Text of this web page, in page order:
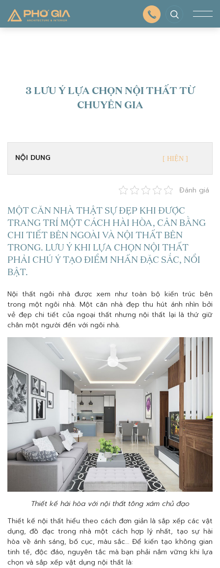
3 LƯU Ý LỰA CHỌN NỘI THẤT TỪ
CHUYÊN GIA
NỘI DUNG
Đánh giá
MỘT CĂN NHÀ THẬT SỰ ĐẸP KHI ĐƯỢC
TRANG TRÍ MỘT CÁCH HÀI HÒA, CÂN BẰNG
CHI TIẾT BÊN NGOÀI VÀ NỘI THẤT BÊN
TRONG. LƯU Ý KHI LỰA CHỌN NỘI THẤT
PHẢI CHÚ Ý TẠO ĐIỂM NHẤN ĐẶC SẮC, NỔI
BẬT.
Nội thất ngôi nhà được xem như toàn bộ kiến trúc bên
trong một ngôi nhà. Một căn nhà đẹp thu hút ánh nhìn bởi
vẻ đẹp chi tiết của ngoại thất nhưng nội thất lại là thứ giữ
chân một người đến với ngôi nhà.
Thiết kế hài hòa với nội thất tông xám chủ đạo
Thiết kế nội thất hiểu theo cách đơn giản là sắp xếp các vật
dụng, đồ đạc trong nhà một cách hợp lý nhất, tạo sự hài
hòa về ánh sáng, bố cục, màu sắc… Để kiến tạo không gian
tinh tế, độc đáo, nguyên tắc mà bạn phải nắm vững khi lựa
chọn và sắp xếp vật dụng nội thất là: